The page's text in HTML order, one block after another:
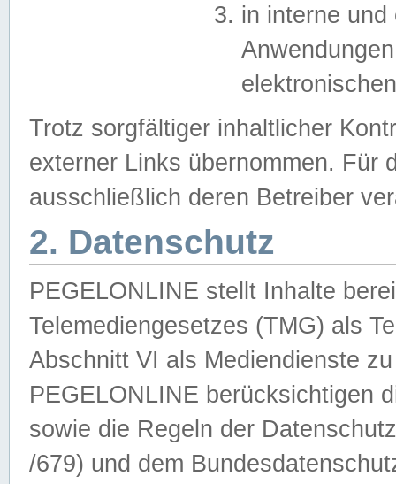
in interne
Trotz sorgfältiger inhaltlicher
externer Links übernommen. Für
ausschließlich deren Betreiber
2. Datenschutz
PEGELONLINE stellt Inhalte
Telemediengesetzes (TMG) als
Abschnitt VI als Mediendienste
PEGELONLINE berücksichtigen
sowie die Regeln der
/679) und dem